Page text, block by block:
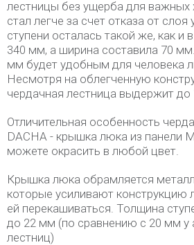
лестницы без ущерба для важных
стал легче за счет отказа от слоя
ступени осталась такой же, как и
340 мм, а ширина составила 70
мм будет удобным для человека
Несмотря на облегченную
чердачная лестница выдержит до
Отличительная особенность
DACHA - крышка люка из панели
можете окрасить в любой цвет.
Крышка люка обрамляется
которые усиливают конструкцию
ей перекашиваться. Толщина
до 22 мм (по сравнению с 20 мм у
лестниц)